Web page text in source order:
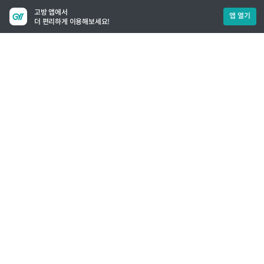
고방 앱에서
더 편리하게 이용해보세요!
앱 열기